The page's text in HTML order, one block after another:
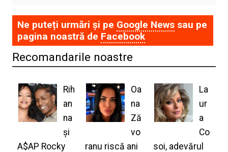
Ne puteți urmări și pe Google Newssau pe
pagina noastră de Facebook
Recomandarile noastre
Rih
an
na
și
A$AP Rocky
Oa
na
Ză
vo
ranu riscă ani
La
ur
a
Co
soi, adevărul